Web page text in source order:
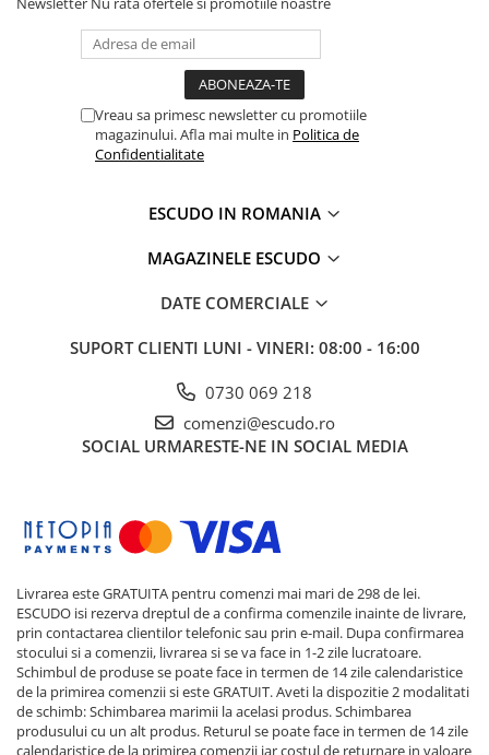
Vreau sa primesc newsletter cu promotiile
magazinului. Afla mai multe in Politica de
Confidentialitate
ESCUDO IN ROMANIA
MAGAZINELE ESCUDO
DATE COMERCIALE
SUPORT CLIENTI LUNI - VINERI: 08:00 - 16:00
0730 069 218
comenzi@escudo.ro
SOCIAL URMARESTE-NE IN SOCIAL MEDIA
Livrarea este GRATUITA pentru comenzi mai mari de 298 de lei.
ESCUDO isi rezerva dreptul de a confirma comenzile inainte de livrare,
prin contactarea clientilor telefonic sau prin e-mail. Dupa confirmarea
stocului si a comenzii, livrarea si se va face in 1-2 zile lucratoare.
Schimbul de produse se poate face in termen de 14 zile calendaristice
de la primirea comenzii si este GRATUIT. Aveti la dispozitie 2 modalitati
de schimb: Schimbarea marimii la acelasi produs. Schimbarea
produsului cu un alt produs. Returul se poate face in termen de 14 zile
calendaristice de la primirea comenzii iar costul de returnare in valoare